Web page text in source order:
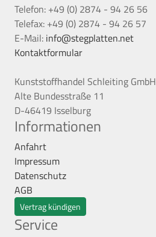
Telefon: +49 (0) 2874 - 94 26 56
Telefax: +49 (0) 2874 - 94 26 57
E-Mail: info@stegplatten.net
Kontaktformular
Kunststoffhandel Schleiting GmbH
Alte Bundesstraße 11
D-46419 Isselburg
Informationen
Anfahrt
Impressum
Datenschutz
AGB
Vertrag kündigen
Service